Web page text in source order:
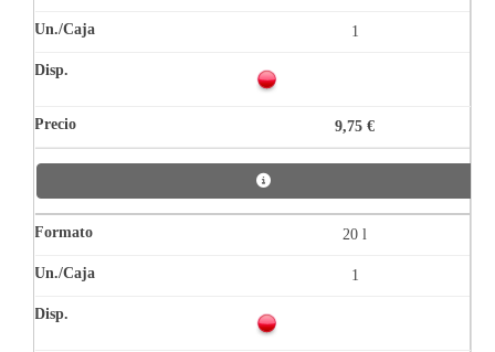
1
9,75 €
20 l
1